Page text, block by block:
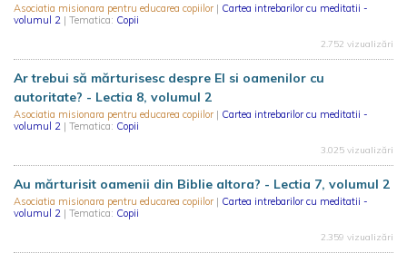
Asociatia misionara pentru educarea copiilor | Cartea intrebarilor cu meditatii -
volumul 2 | Tematica: Copii
2.752 vizualizări
Ar trebui să mărturisesc despre El si oamenilor cu
autoritate? - Lectia 8, volumul 2
Asociatia misionara pentru educarea copiilor | Cartea intrebarilor cu meditatii -
volumul 2 | Tematica: Copii
3.025 vizualizări
Au mărturisit oamenii din Biblie altora? - Lectia 7, volumul 2
Asociatia misionara pentru educarea copiilor | Cartea intrebarilor cu meditatii -
volumul 2 | Tematica: Copii
2.359 vizualizări